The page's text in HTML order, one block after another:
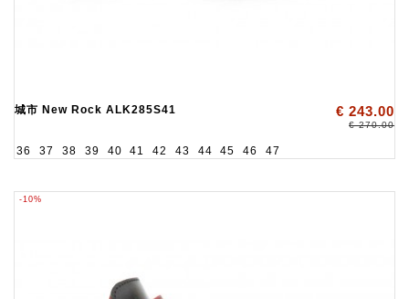
城市 New Rock ALK285S41 € 243.00
€ 270.00
36 37 38 39 40 41 42 43 44 45 46 47
-10%